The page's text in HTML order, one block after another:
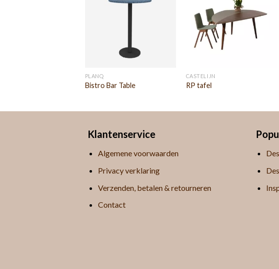
PLANQ
Bistro Bar Table
CASTELIJN
RP tafel
Klantenservice
Algemene voorwaarden
Privacy verklaring
Verzenden, betalen & retourneren
Contact